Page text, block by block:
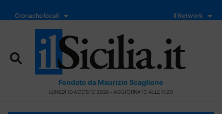
Cronache locali Il Network
Fondato da Maurizio Scaglione
LUNEDÌ 10 AGOSTO 2026 - AGGIORNATO ALLE 11:20